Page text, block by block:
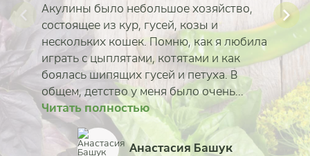
Акулины было небольшое хозяйство,
состоящее из кур, гусей, козы и
нескольких кошек. Помню, как я любила
играть с цыплятами, котятами и как
боялась шипящих гусей и петуха. В
общем, детство у меня было очень...
Читать полностью
Анастасия Башук
Читать полностью
Кристина Лебедева
Читать полностью
Анастасия
Читать полностью
Читать полностью
Читать полностью
Читать полностью
Читать полностью